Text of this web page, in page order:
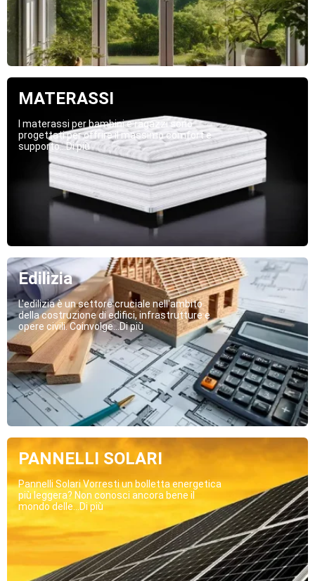
MATERASSI
I materassi per bambini e ragazzi sono
progettati per offrire il massimo comfort e
supporto...Di più
Edilizia
L'edilizia è un settore cruciale nell'ambito
della costruzione di edifici, infrastrutture e
opere civili. Coinvolge...Di più
PANNELLI SOLARI
Pannelli Solari Vorresti un bolletta energetica
più leggera? Non conosci ancora bene il
mondo delle...Di più